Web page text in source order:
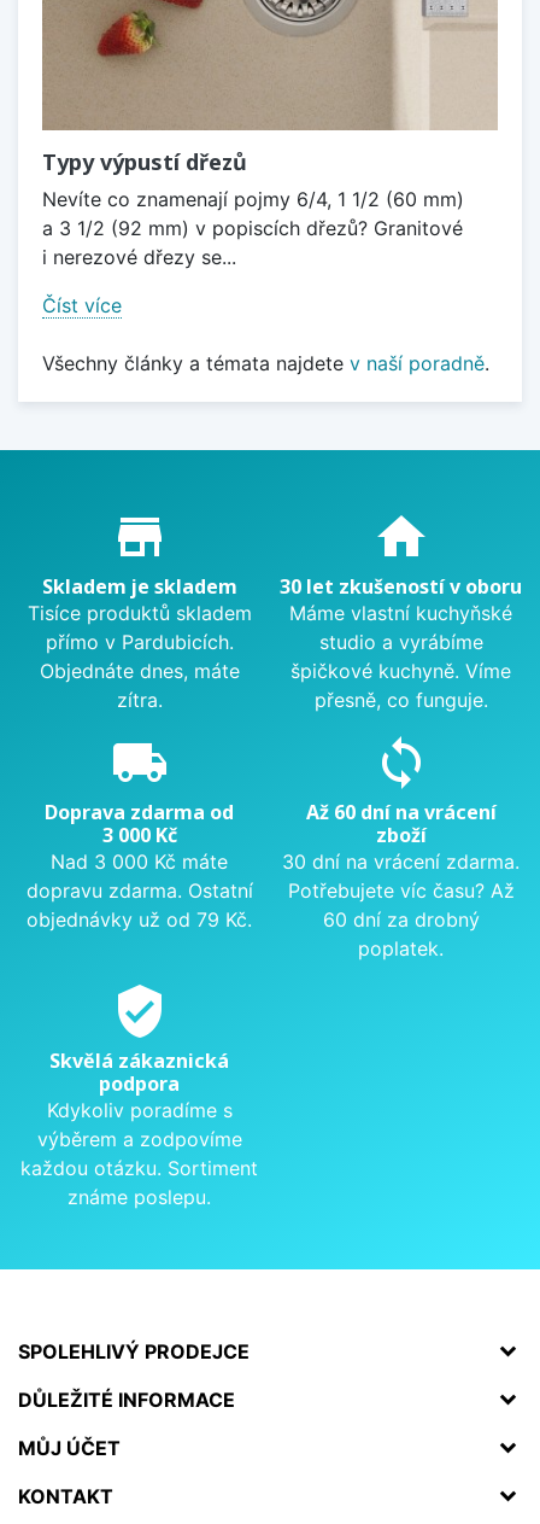
Typy výpustí dřezů
Nevíte co znamenají pojmy 6/4, 1 1/2 (60 mm)
a 3 1/2 (92 mm) v popiscích dřezů? Granitové
i nerezové dřezy se...
Číst více
Všechny články a témata najdete v naší poradně.
Proč nakupovat u nás?
store_mall_directory
Skladem je skladem
Tisíce produktů skladem
přímo v Pardubicích.
Objednáte dnes, máte
zítra.
home
30 let zkušeností v oboru
Máme vlastní kuchyňské
studio a vyrábíme
špičkové kuchyně. Víme
přesně, co funguje.
local_shipping
Doprava zdarma od
3 000 Kč
Nad 3 000 Kč máte
dopravu zdarma. Ostatní
objednávky už od 79 Kč.
sync
Až 60 dní na vrácení
zboží
30 dní na vrácení zdarma.
Potřebujete víc času? Až
60 dní za drobný
poplatek.
verified_user
Skvělá zákaznická
podpora
Kdykoliv poradíme s
výběrem a zodpovíme
každou otázku. Sortiment
známe poslepu.
SPOLEHLIVÝ PRODEJCE
DŮLEŽITÉ INFORMACE
MŮJ ÚČET
KONTAKT